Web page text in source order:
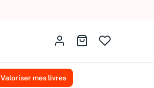
Identifiez-vousAller au panier
Valoriser mes livres